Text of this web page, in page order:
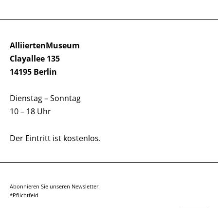
AlliiertenMuseum
Clayallee 135
14195 Berlin
Dienstag – Sonntag
10 – 18 Uhr
Der Eintritt ist kostenlos.
Abonnieren Sie unseren Newsletter.
*Pflichtfeld